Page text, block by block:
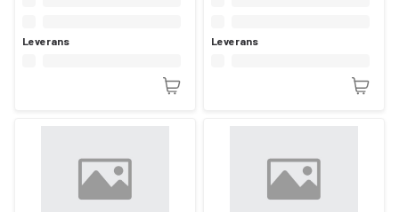
Leverans Leverans